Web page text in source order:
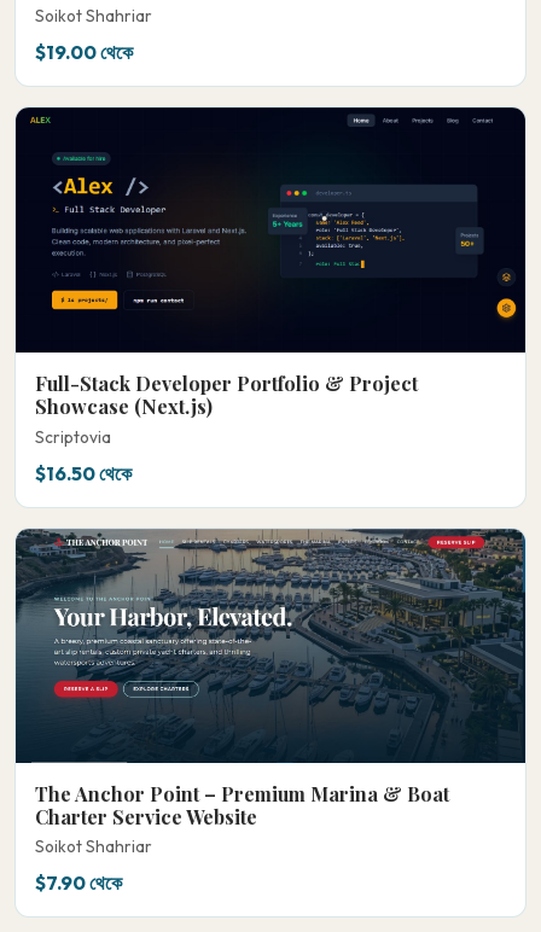
Soikot Shahriar
$19.00 থেকে
Full-Stack Developer Portfolio & Project
Showcase (Next.js)
Scriptovia
$16.50 থেকে
The Anchor Point – Premium Marina & Boat
Charter Service Website
Soikot Shahriar
$7.90 থেকে